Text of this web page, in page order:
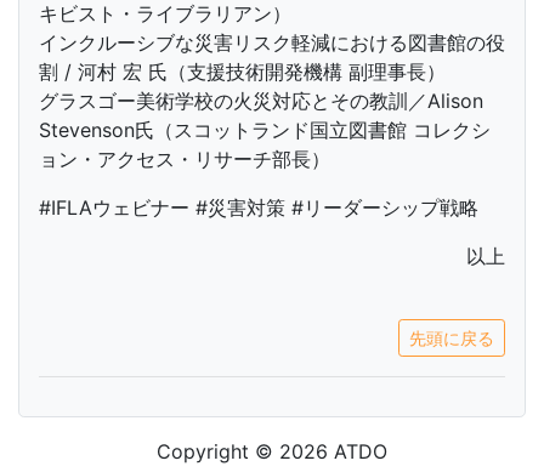
キビスト・ライブラリアン）
インクルーシブな災害リスク軽減における図書館の役
割 / 河村 宏 氏（支援技術開発機構 副理事長）
グラスゴー美術学校の火災対応とその教訓／Alison
Stevenson氏（スコットランド国立図書館 コレクシ
ョン・アクセス・リサーチ部長）
#IFLAウェビナー #災害対策 #リーダーシップ戦略
以上
先頭に戻る
Copyright © 2026 ATDO